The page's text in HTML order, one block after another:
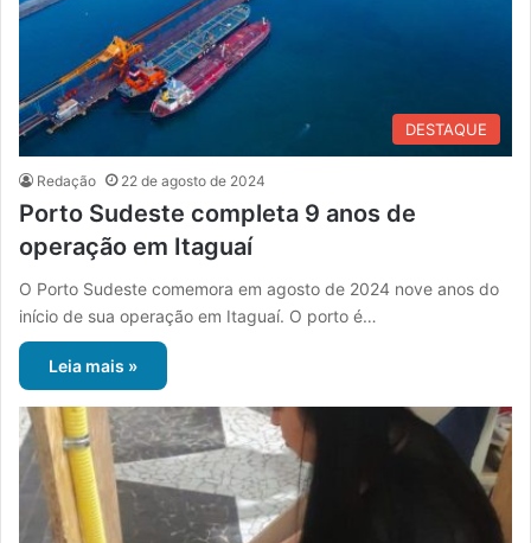
DESTAQUE
Redação 22 de agosto de 2024
Porto Sudeste completa 9 anos de
operação em Itaguaí
O Porto Sudeste comemora em agosto de 2024 nove anos do
início de sua operação em Itaguaí. O porto é…
Leia mais »